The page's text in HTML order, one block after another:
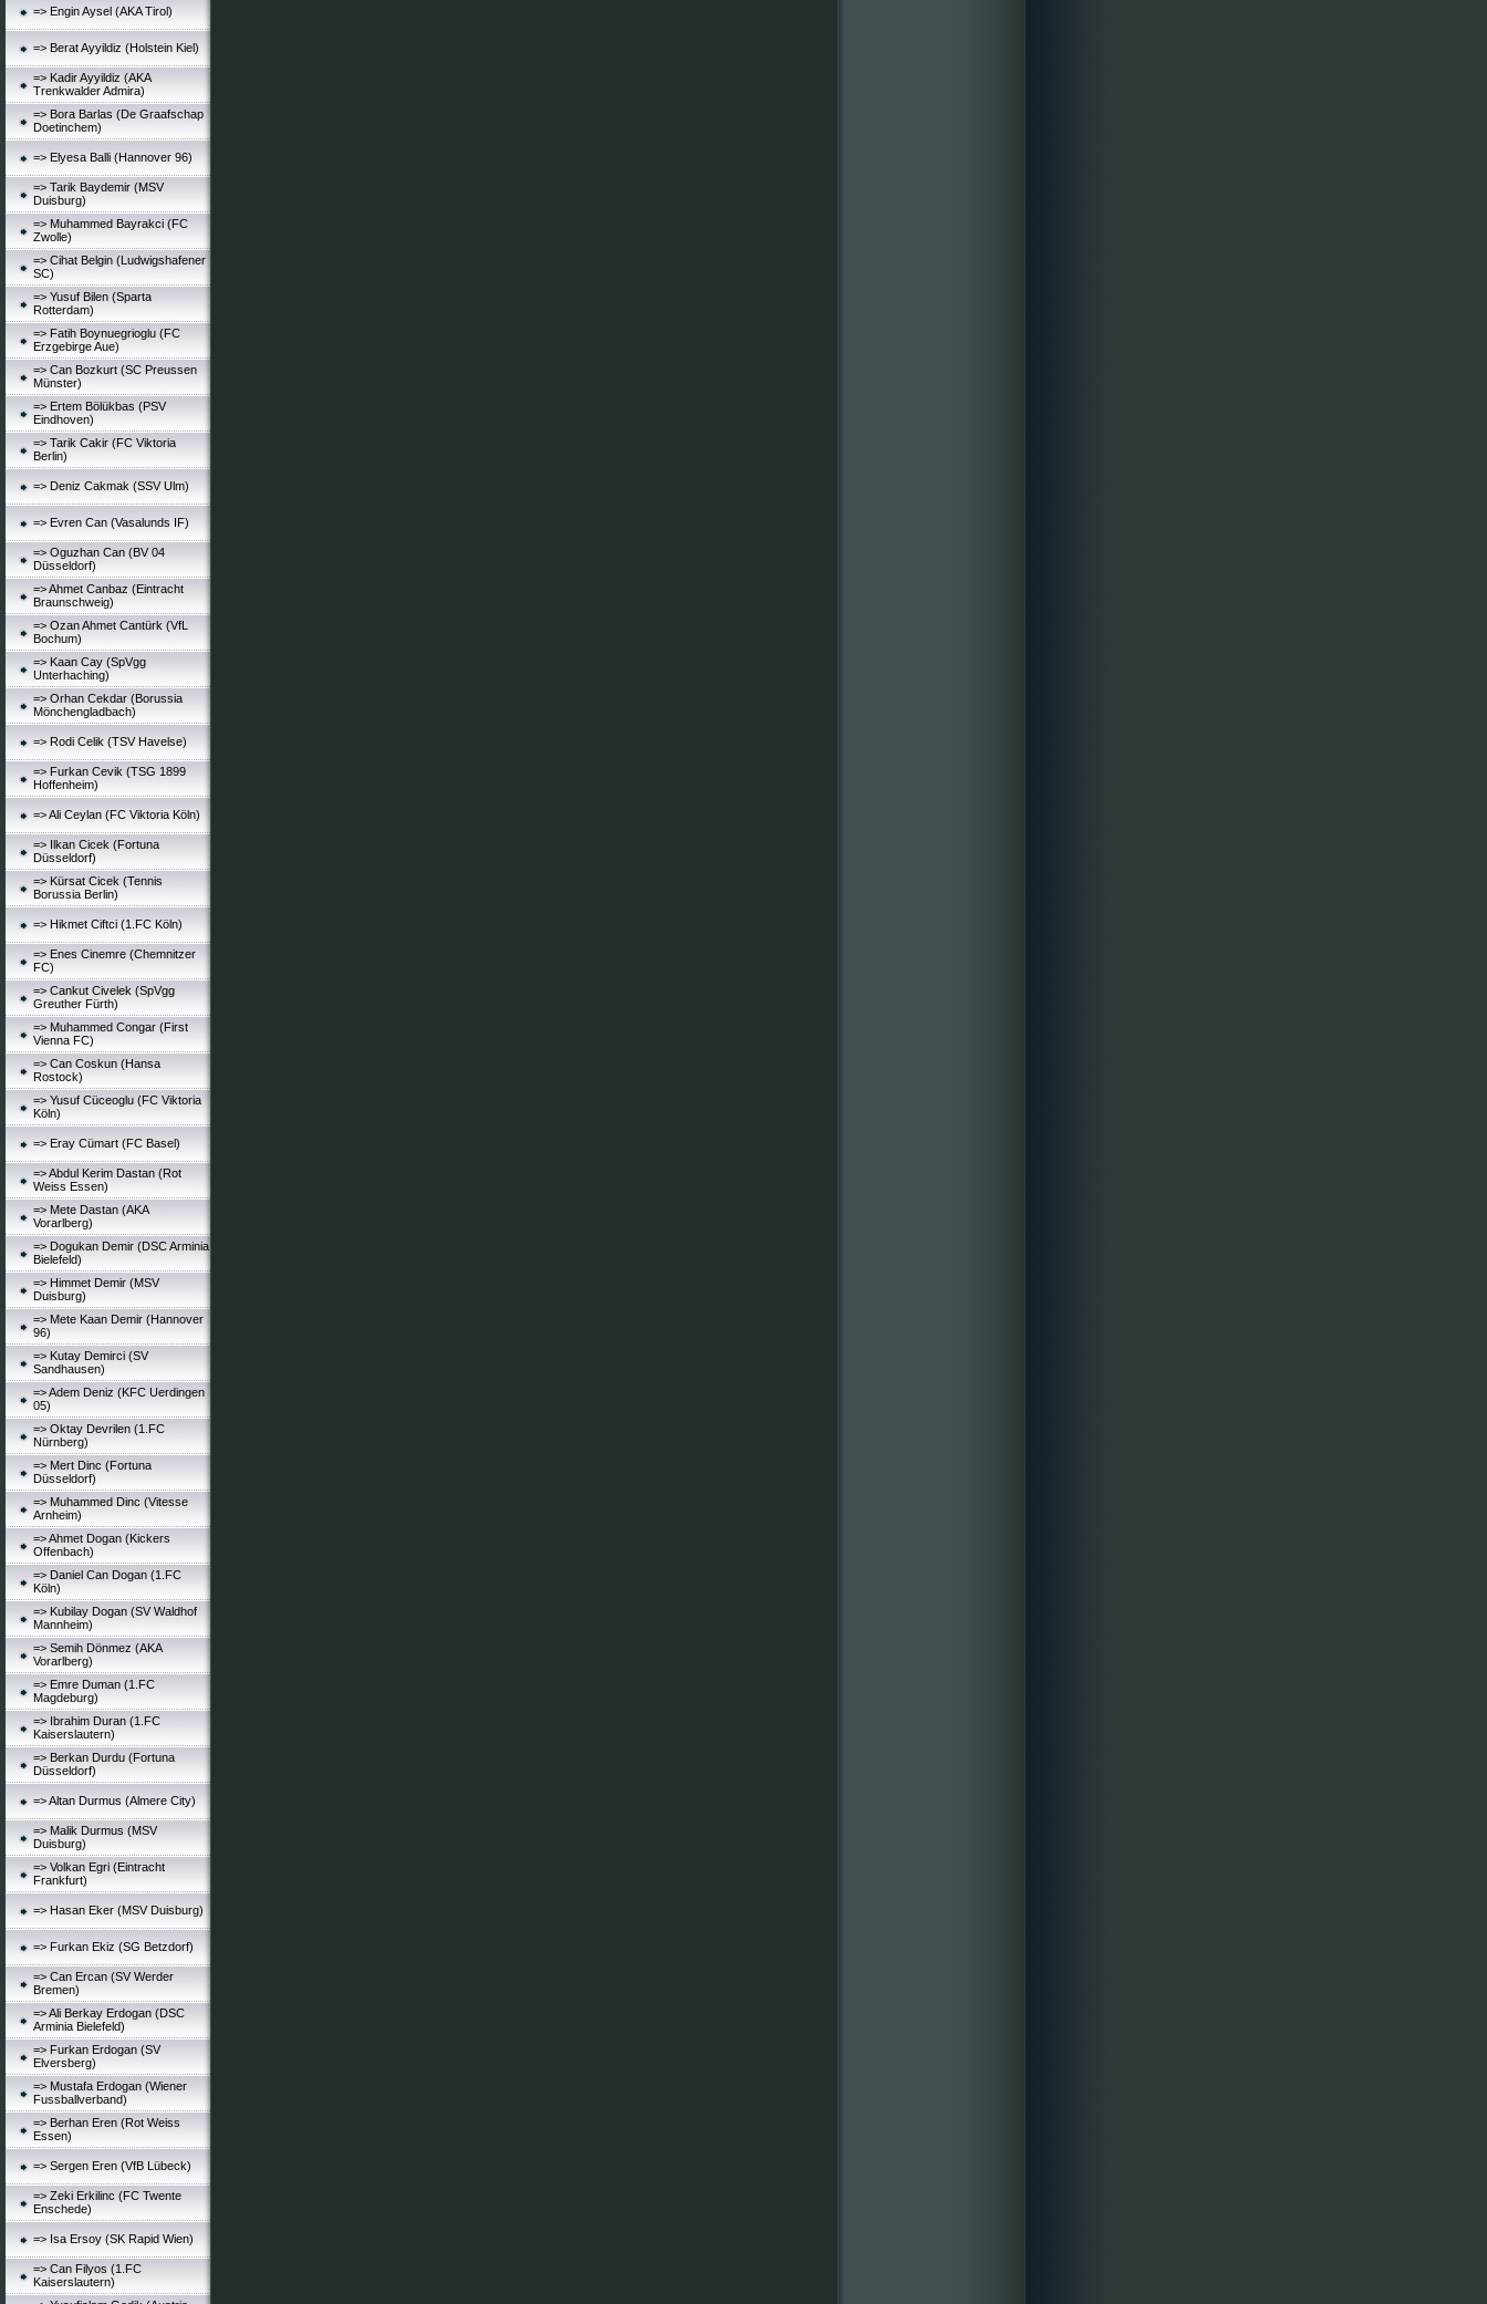
=> Engin Aysel (AKA Tirol)
=> Berat Ayyildiz (Holstein Kiel)
=> Kadir Ayyildiz (AKA
Trenkwalder Admira)
=> Bora Barlas (De Graafschap
Doetinchem)
=> Elyesa Balli (Hannover 96)
=> Tarik Baydemir (MSV
Duisburg)
=> Muhammed Bayrakci (FC
Zwolle)
=> Cihat Belgin (Ludwigshafener
SC)
=> Yusuf Bilen (Sparta
Rotterdam)
=> Fatih Boynuegrioglu (FC
Erzgebirge Aue)
=> Can Bozkurt (SC Preussen
Münster)
=> Ertem Bölükbas (PSV
Eindhoven)
=> Tarik Cakir (FC Viktoria
Berlin)
=> Deniz Cakmak (SSV Ulm)
=> Evren Can (Vasalunds IF)
=> Oguzhan Can (BV 04
Düsseldorf)
=> Ahmet Canbaz (Eintracht
Braunschweig)
=> Ozan Ahmet Cantürk (VfL
Bochum)
=> Kaan Cay (SpVgg
Unterhaching)
=> Orhan Cekdar (Borussia
Mönchengladbach)
=> Rodi Celik (TSV Havelse)
=> Furkan Cevik (TSG 1899
Hoffenheim)
=> Ali Ceylan (FC Viktoria Köln)
=> Ilkan Cicek (Fortuna
Düsseldorf)
=> Kürsat Cicek (Tennis
Borussia Berlin)
=> Hikmet Ciftci (1.FC Köln)
=> Enes Cinemre (Chemnitzer
FC)
=> Cankut Civelek (SpVgg
Greuther Fürth)
=> Muhammed Congar (First
Vienna FC)
=> Can Coskun (Hansa
Rostock)
=> Yusuf Cüceoglu (FC Viktoria
Köln)
=> Eray Cümart (FC Basel)
=> Abdul Kerim Dastan (Rot
Weiss Essen)
=> Mete Dastan (AKA
Vorarlberg)
=> Dogukan Demir (DSC Arminia
Bielefeld)
=> Himmet Demir (MSV
Duisburg)
=> Mete Kaan Demir (Hannover
96)
=> Kutay Demirci (SV
Sandhausen)
=> Adem Deniz (KFC Uerdingen
05)
=> Oktay Devrilen (1.FC
Nürnberg)
=> Mert Dinc (Fortuna
Düsseldorf)
=> Muhammed Dinc (Vitesse
Arnheim)
=> Ahmet Dogan (Kickers
Offenbach)
=> Daniel Can Dogan (1.FC
Köln)
=> Kubilay Dogan (SV Waldhof
Mannheim)
=> Semih Dönmez (AKA
Vorarlberg)
=> Emre Duman (1.FC
Magdeburg)
=> Ibrahim Duran (1.FC
Kaiserslautern)
=> Berkan Durdu (Fortuna
Düsseldorf)
=> Altan Durmus (Almere City)
=> Malik Durmus (MSV
Duisburg)
=> Volkan Egri (Eintracht
Frankfurt)
=> Hasan Eker (MSV Duisburg)
=> Furkan Ekiz (SG Betzdorf)
=> Can Ercan (SV Werder
Bremen)
=> Ali Berkay Erdogan (DSC
Arminia Bielefeld)
=> Furkan Erdogan (SV
Elversberg)
=> Mustafa Erdogan (Wiener
Fussballverband)
=> Berhan Eren (Rot Weiss
Essen)
=> Sergen Eren (VfB Lübeck)
=> Zeki Erkilinc (FC Twente
Enschede)
=> Isa Ersoy (SK Rapid Wien)
=> Can Filyos (1.FC
Kaiserslautern)